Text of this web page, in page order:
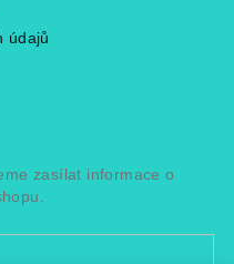
údajů
zasílat informace o